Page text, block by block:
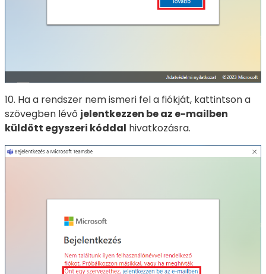
10. Ha a rendszer nem ismeri fel a fiókját, kattintson a
szövegben lévő jelentkezzen be az e-mailben
küldött egyszeri kóddal hivatkozásra.